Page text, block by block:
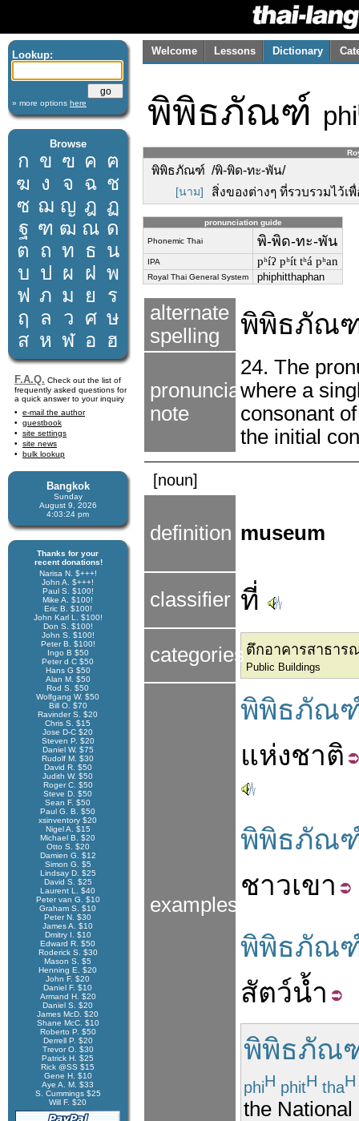
Lookup:
» more options here
Browse
ก ข ฃ ค ฅ
ฆ ง จ ฉ ช
ซ ฌ ญ ฎ ฏ
ฐ ฑ ฒ ณ ด
ต ถ ท ธ น
บ ป ผ ฝ พ
ฟ ภ ม ย
ร
ฤ
ล ว ศ ษ
ส ห ฬ อ ฮ
F.A.Q. Check out the list of
frequently asked questions for
a quick answer to your inquiry
e-mail the author
guestbook
site settings
site news
bulk lookup
Bangkok
Sunday
August 9, 2026
4:03:25 pm
Thanks for your
recent donations!
Narisa N. $+++!
John A. $+++!
Paul S. $100!
Mike A. $100!
Eric B. $100!
John Karl L. $100!
Don S. $100!
John S. $100!
Peter B. $100!
Ingo B $50
Peter d C $50
Hans G $50
Alan M. $50
Rod S. $50
Wolfgang W. $50
Bill O. $70
Ravinder S. $20
Chris S. $15
Jose D-C $20
Steven P. $20
Daniel W. $75
Rudolf M. $30
David R. $50
Judith W. $50
Roger C. $50
Steve D. $50
Sean F. $50
Paul G. B. $50
xsinventory $20
Nigel A. $15
Michael B. $20
Otto S. $20
Damien G. $12
Simon G. $5
Lindsay D. $25
David S. $25
Laurent L. $40
Peter van G. $10
Graham S. $10
Peter N. $30
James A. $10
Dmitry I. $10
Edward R. $50
Roderick S. $30
Mason S. $5
Henning E. $20
John F. $20
Daniel F. $10
Armand H. $20
Daniel S. $20
James McD. $20
Shane McC. $10
Roberto P. $50
Derrell P. $20
Trevor O. $30
Patrick H. $25
Rick @SS $15
Gene H. $10
Aye A. M. $33
S. Cummings $25
Will F. $20
Welcome Lessons Dictionary
พิพิธภัณฑ์ phi
พิพิธภัณฑ์ /พิ-พิด-ทะ-พัน/
[นาม] สิ่งของต่างๆ ที่รวบรวมไว้
pronunciation guide
Phonemic Thai พิ-พิด-ทะ-พัน
IPA pʰíʔ pʰít tʰá pʰan
Royal Thai General System phiphitthaphan
alternate
spelling
พิพิธภัณ
pronunciation
note
24. The
where a
consonant
the initial
[noun]
definition museum
classifier ที่
categories ตึกอาคารสาธาร
Public Buildings
examples
พิพิธภัณ
แห่งชาติ
พิพิธภัณ
ชาวเขา
พิพิธภัณ
สัตว์น้ำ
พิพิธภัณ
phiH phitH thaH
the National